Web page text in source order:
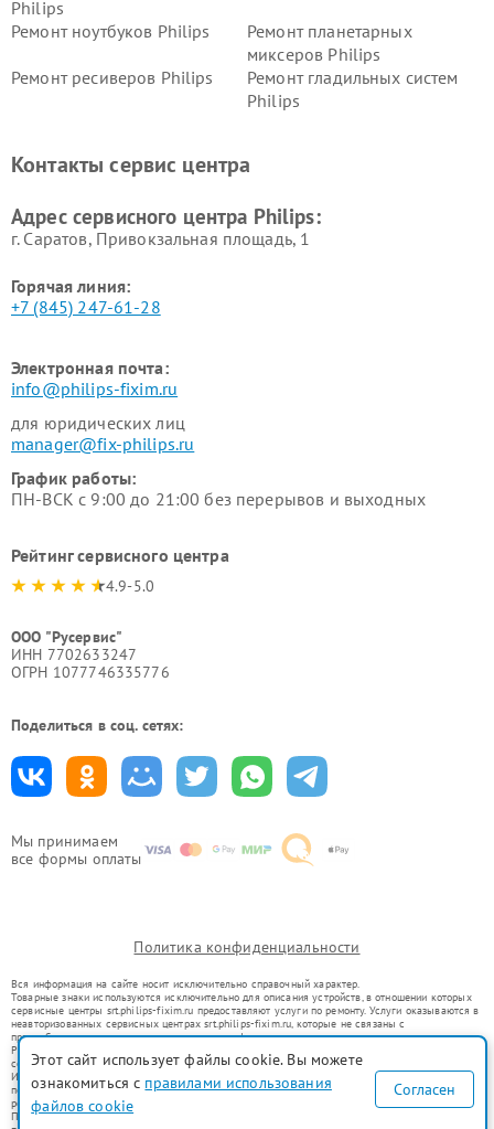
Мы принимаем
все формы оплаты
Philips
Ремонт ноутбуков Philips
Ремонт планетарных
миксеров Philips
Ремонт ресиверов Philips
Ремонт гладильных систем
Philips
Ремонт стиральных машин
Ремонт увлажнителей
Контакты сервис центра
Адрес сервисного центра Philips:
г. Саратов, Привокзальная площадь, 1
Горячая линия:
+7 (845) 247-61-28
Электронная почта:
info@philips-fixim.ru
для юридических лиц
manager@fix-philips.ru
График работы:
ПН-ВСК с 9:00 до 21:00 без перерывов и выходных
Рейтинг сервисного центра
4.9-5.0
ООО "Русервис"
ИНН 7702633247
ОГРН 1077746335776
Поделиться в соц. сетях:
Политика конфиденциальности
Вся информация на сайте носит исключительно справочный характер.
Товарные знаки используются исключительно для описания устройств, в отношении которых
сервисные центры srt.philips-fixim.ru предоставляют услуги по ремонту. Услуги оказываются в
неавторизованных сервисных центрах srt.philips-fixim.ru, которые не связаны с
правообладателями товарных знаков или их официальными представителями.
Ремонт осуществляется для устройств, уже введенных в гражданский оборот в соответствии
со статьей 1487 ГК РФ.
Использование товарных знаков не преследует цели индивидуализации услуг или введения
потребителей в заблуждение, а служит для информирования о предоставляемых услугах по
ремонту техники указанных брендов.
Представленная на сайте информация не является публичной офертой, определяемой
Этот сайт использует файлы cookie. Вы можете
ознакомиться с правилами использования
файлов cookie
Согласен